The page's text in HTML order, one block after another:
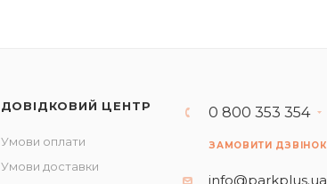
ДОВІДКОВИЙ ЦЕНТР
Умови оплати
Умови доставки
0 800 353 354
ЗАМОВИТИ ДЗВІНОК
info@parkplus.ua